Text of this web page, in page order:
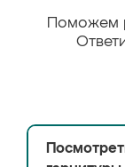
Поможем